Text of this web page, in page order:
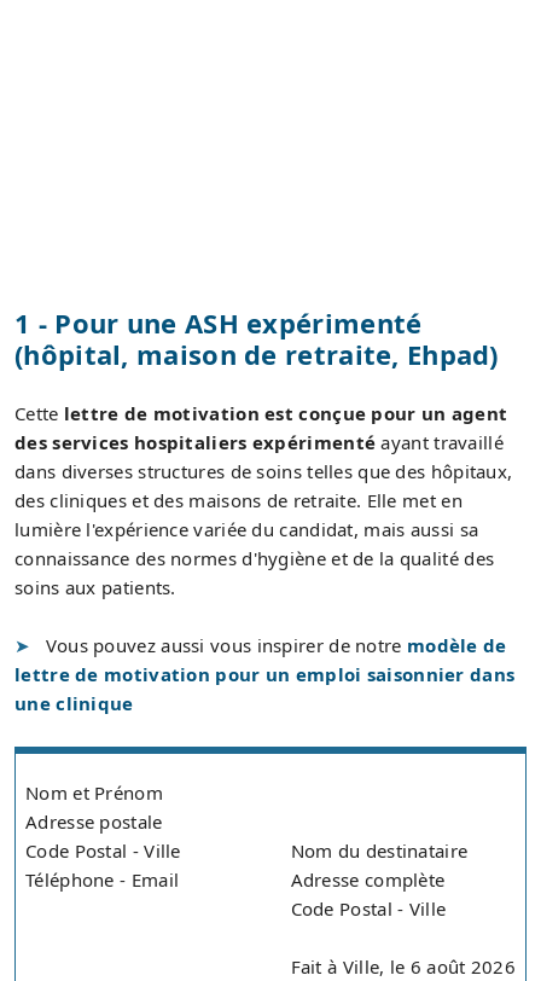
1 - Pour une ASH expérimenté
(hôpital, maison de retraite, Ehpad)
Cette lettre de motivation est conçue pour un agent
des services hospitaliers expérimenté ayant travaillé
dans diverses structures de soins telles que des hôpitaux,
des cliniques et des maisons de retraite. Elle met en
lumière l'expérience variée du candidat, mais aussi sa
connaissance des normes d'hygiène et de la qualité des
soins aux patients.
Vous pouvez aussi vous inspirer de notre modèle de
lettre de motivation pour un emploi saisonnier dans
une clinique
Nom et Prénom
Adresse postale
Code Postal - Ville
Téléphone - Email
Nom du destinataire
Adresse complète
Code Postal - Ville
Fait à Ville, le 6 août 2026